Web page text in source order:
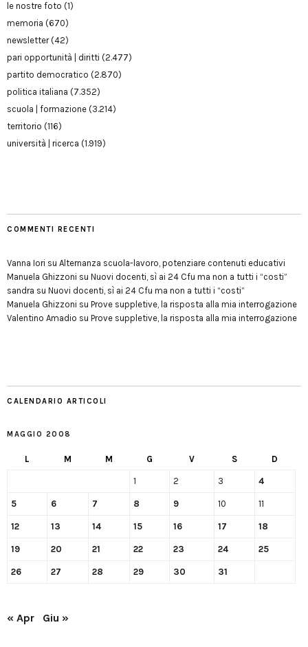
le nostre foto (1)
memoria (670)
newsletter(42)
pari opportunità | diritti (2.477)
partito democratico (2.870)
politica italiana (7.352)
scuola | formazione (3.214)
territorio (116)
università | ricerca (1.919)
COMMENTI RECENTI
Vanna Iori su Alternanza scuola-lavoro, potenziare contenuti educativi
Manuela Ghizzoni su Nuovi docenti, sì ai 24 Cfu ma non a tutti i “costi”
sandra su Nuovi docenti, sì ai 24 Cfu ma non a tutti i “costi”
Manuela Ghizzoni su Prove suppletive, la risposta alla mia interrogazione
Valentino Amadio su Prove suppletive, la risposta alla mia interrogazione
CALENDARIO ARTICOLI
MAGGIO 2008
L M M G V S D
1 2 3 4
5 6 7 8 9 10 11
12 13 14 15 16 17 18
19 20 21 22 23 24 25
26 27 28 29 30 31
« Apr Giu »